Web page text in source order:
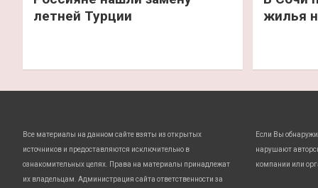
летней Турции
жилья
Все материалы на данном сайте взяты из открытых
источников и предоставляются исключительно в
ознакомительных целях. Права на материалы принадлежат
их владельцам. Администрация сайта ответственности за
Если Вы
нарушают
компании или